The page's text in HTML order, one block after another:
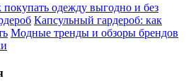
покупать одежду выгодно и без
Капсульный гардероб: как
Модные тренды и обзоры брендов